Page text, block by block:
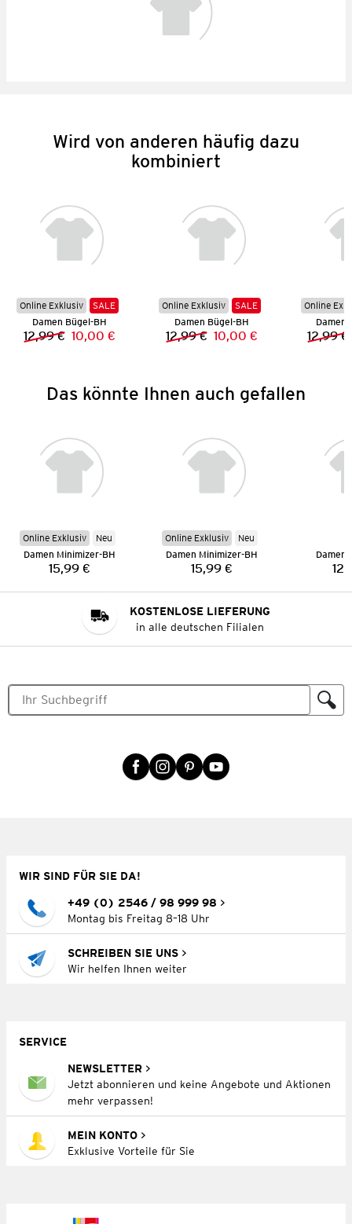
Wird von anderen häufig dazu
kombiniert
Online Exklusiv
SALE
Damen Bügel-BH
Vorheriger Preis:
12,99 € Neuer Preis:
10,00 €
Online Exklusiv
SALE
Damen Bügel-BH
Vorheriger Preis:
12,99 € Neuer Preis:
10,00 €
Online
Damen
12,99 €
Das könnte Ihnen auch gefallen
Online Exklusiv
Neu
Damen Minimizer-BH
Preis:
15,99 €
Online Exklusiv
Neu
Damen Minimizer-BH
Preis:
15,99 €
Damen
KOSTENLOSE LIEFERUNG
in alle deutschen Filialen
WIR SIND FÜR SIE DA!
+49 (0) 2546 / 98 999 98
Montag bis Freitag 8–18 Uhr
SCHREIBEN SIE UNS
Wir helfen Ihnen weiter
SERVICE
NEWSLETTER
Jetzt abonnieren und keine Angebote und Aktionen
mehr verpassen!
MEIN KONTO
Exklusive Vorteile für Sie